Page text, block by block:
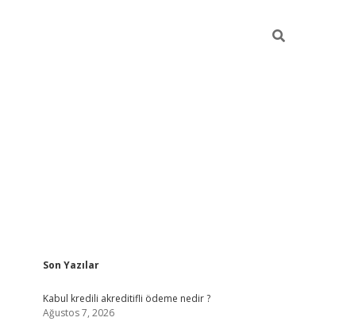
Sidebar
Son Yazılar
Kabul kredili akreditifli ödeme nedir ?
Ağustos 7, 2026